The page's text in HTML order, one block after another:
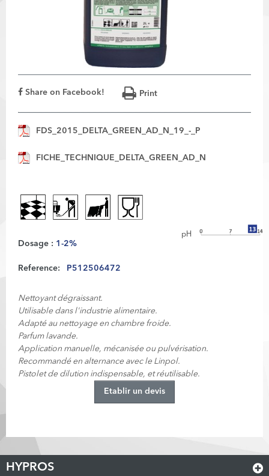
Share on Facebook! Print
FDS_2015_DELTA_GREEN_AD_N_19_-_P
FICHE_TECHNIQUE_DELTA_GREEN_AD_N
Dosage : 1-2%
pH
Reference: P512506472
Nettoyant dégraissant.
Utilisable dans l'industrie alimentaire.
Adapté au nettoyage en chambre froide.
Parfum lavande.
Application manuelle, mécanisée ou pulvérisation.
Recommandé en alternance avec le Linpol.
Pistolet de dilution indispensable, et réutilisable.
Etablir un devis
HYPROS